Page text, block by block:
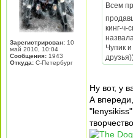
Зарегистрирован: 10
май 2010, 10:04
Сообщения: 1943
Откуда: С-Петербург
Всем
кинг-ч-
Чупик
Ну вот, у
А
творчество.